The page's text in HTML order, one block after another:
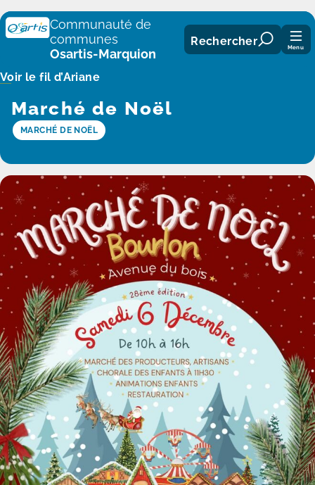
Panneau de gestion des cookies
Communauté de
communes
Osartis-Marquion
Rechercher Menu
Voir le fil d’Ariane
Marché de Noël
MARCHÉ DE NOËL